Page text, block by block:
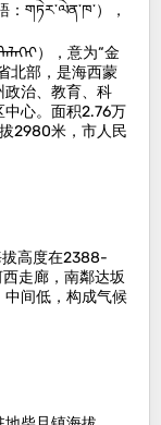
：གཏེར་ལེན་ཁ་），
），意为“金
北部，是海西蒙
政治、教育、科
心。面积2.76万
2980米，市人民
拔高度在2388-
走廊，南鄰达坂
中间低，构成气候